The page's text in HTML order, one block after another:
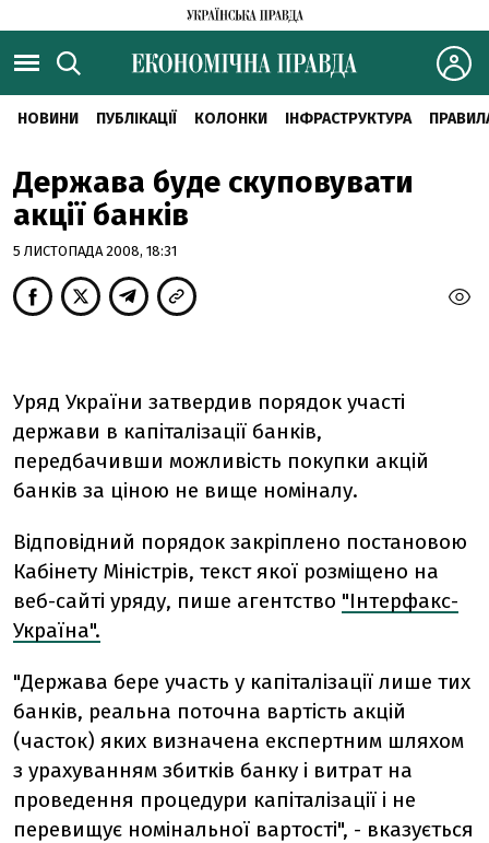
НОВИНИ ПУБЛІКАЦІЇ КОЛОНКИ ІНФРАСТРУКТУРА
Держава буде скуповувати
акції банків
5 ЛИСТОПАДА 2008, 18:31
Уряд України затвердив порядок участі
держави в капіталізації банків,
передбачивши можливість покупки акцій
банків за ціною не вище номіналу.
Відповідний порядок закріплено постановою
Кабінету Міністрів, текст якої розміщено на
веб-сайті уряду, пише агентство "Інтерфакс-
Україна".
"Держава бере участь у капіталізації лише тих
банків, реальна поточна вартість акцій
(часток) яких визначена експертним шляхом
з урахуванням збитків банку і витрат на
проведення процедури капіталізації і не
перевищує номінальної вартості", - вказується